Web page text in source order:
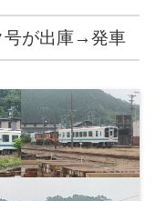
号が出庫→発車